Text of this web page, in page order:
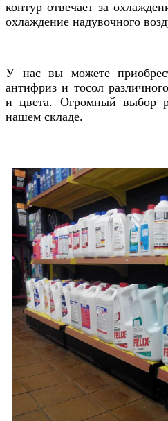
контур отвечает за
охлаждение надувочного
У нас вы можете
антифриз и тосол
и цвета. Огромный выбор
нашем складе.